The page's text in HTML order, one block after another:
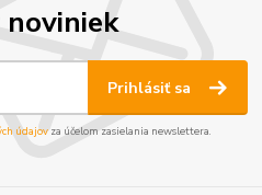
Prihlásiť sa
údajov za účelom zasielania newslettera.